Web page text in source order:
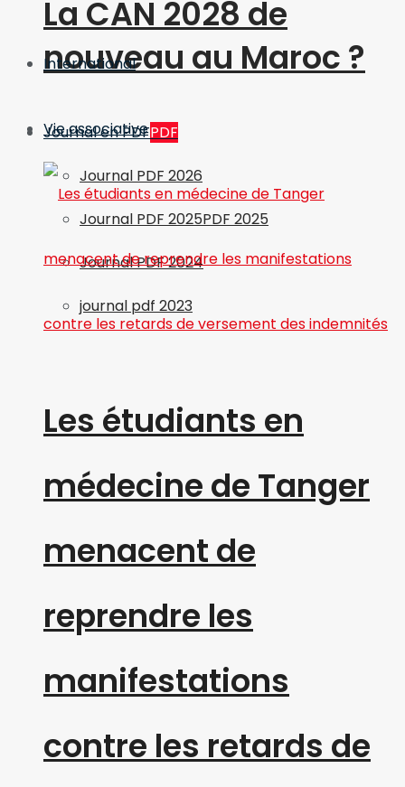
La CAN 2028 de
nouveau au Maroc ?
Journal en PDFPDF
Journal PDF 2026
Journal PDF 2025PDF 2025
Journal PDF 2024
journal pdf 2023
International
Vie associative
Les étudiants en
médecine de Tanger
menacent de
reprendre les
manifestations
contre les retards de